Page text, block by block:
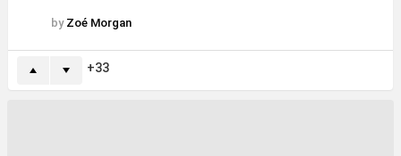
by Zoé Morgan
33